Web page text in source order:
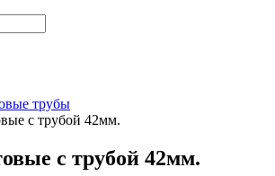
трубы
с трубой 42мм.
с трубой 42мм.